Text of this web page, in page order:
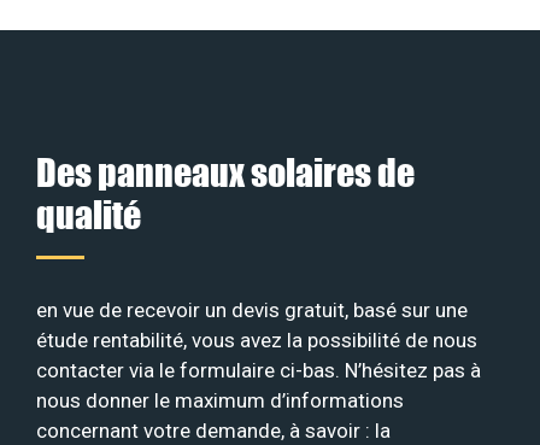
Des panneaux solaires de
qualité
en vue de recevoir un devis gratuit, basé sur une
étude rentabilité, vous avez la possibilité de nous
contacter via le formulaire ci-bas. N’hésitez pas à
nous donner le maximum d’informations
concernant votre demande, à savoir : la